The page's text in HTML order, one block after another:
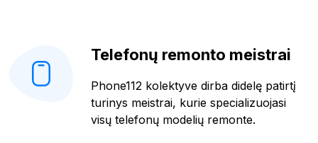
Telefonų remonto meistrai
Phone112 kolektyve dirba didelę patirtį
turinys meistrai, kurie specializuojasi
visų telefonų modelių remonte.